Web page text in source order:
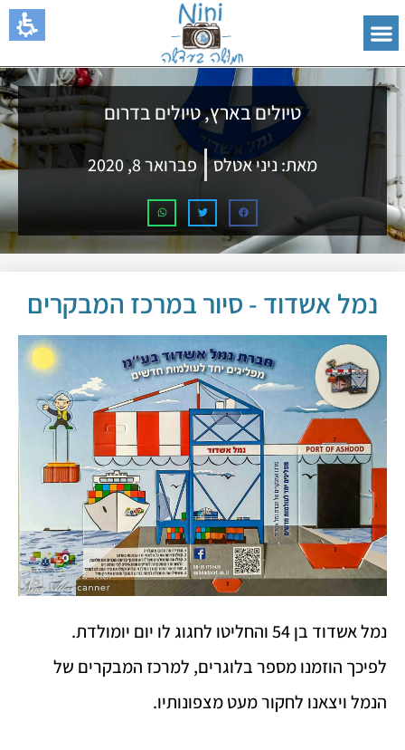
טיולים בארץ,טיולים בדרום
מאת:ניני אטלס פברואר 8, 2020
נמל אשדוד - סיור במרכז המבקרים
נמל אשדוד בן 54 והחליטו לחגוג לו יום יומולדת.
לפיכך הוזמנו מספר בלוגרים, למרכז המבקרים של
הנמל ויצאנו לחקור מעט מצפונותיו.